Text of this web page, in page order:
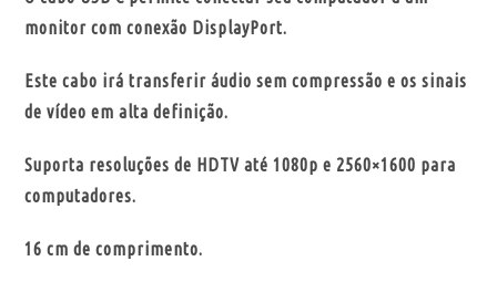
monitor com conexão DisplayPort.
Este cabo irá transferir áudio sem compressão e os sinais
de vídeo em alta definição.
Suporta resoluções de HDTV até 1080p e 2560×1600 para
computadores.
16 cm de comprimento.